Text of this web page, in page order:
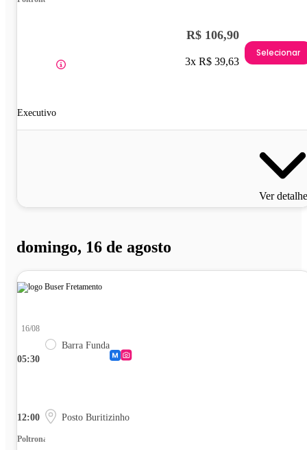
Executivo
R$ 106,90
3x R$ 39,63
Selecionar
Ver
domingo, 16 de agosto
05:30
16/08
Barra Funda
12:00 Posto Buritizinho
Poltrona